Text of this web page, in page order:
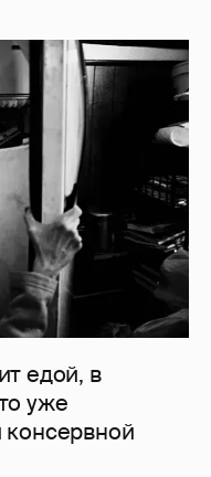
едой, в
уже
консервной